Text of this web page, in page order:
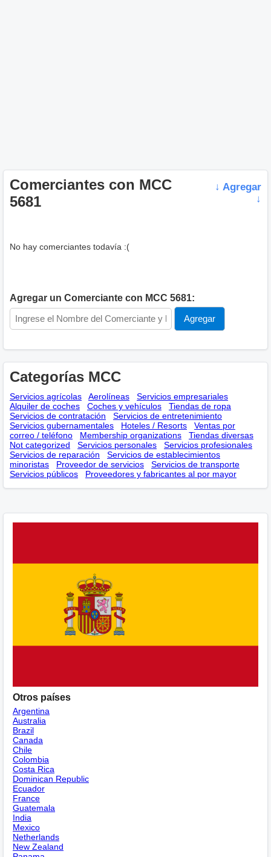
Comerciantes con MCC
5681
↓ Agregar
↓
No hay comerciantes todavía :(
Agregar un Comerciante con MCC 5681:
Categorías MCC
Servicios agrícolas Aerolíneas
Servicios empresariales
Alquiler de coches
Coches y vehículos
Tiendas de ropa
Servicios de contratación
Servicios de entretenimiento
Servicios gubernamentales
Hoteles / Resorts
Ventas por
correo / teléfono
Membership оrganizations
Tiendas diversas
Not categorized
Servicios personales
Servicios profesionales
Servicios de reparación
Servicios de establecimientos
minoristas
Proveedor de servicios
Servicios de transporte
Servicios públicos
Proveedores y fabricantes al por mayor
Otros países
Argentina
Australia
Brazil
Canada
Chile
Colombia
Costa Rica
Dominican Republic
Ecuador
France
Guatemala
India
Mexico
Netherlands
New Zealand